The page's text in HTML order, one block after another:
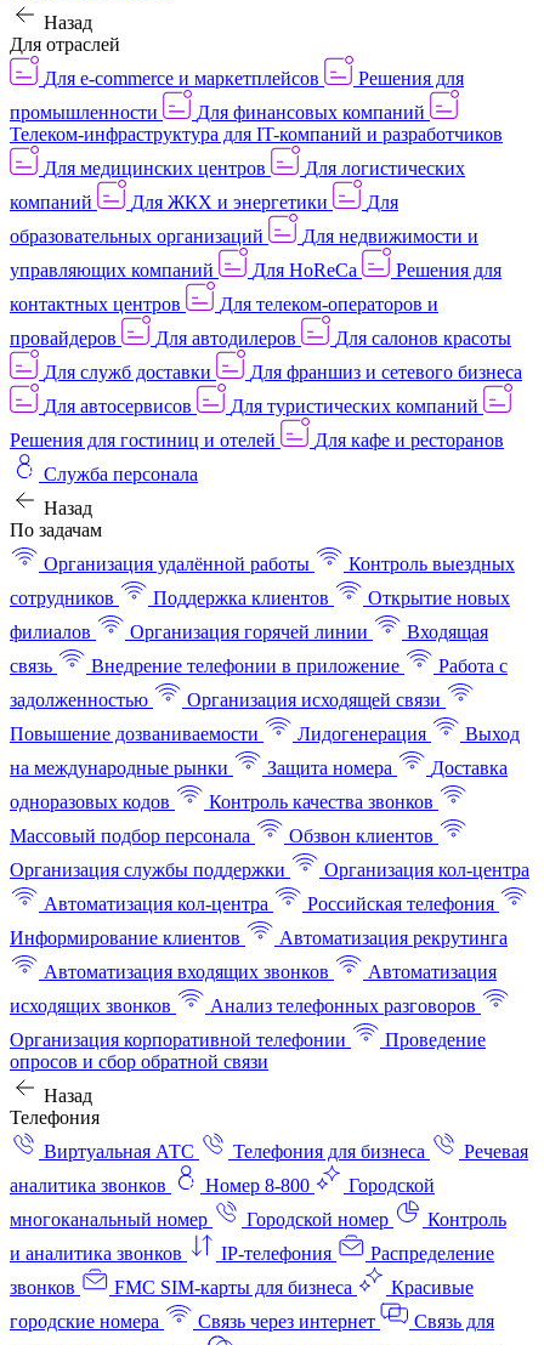
Назад
Для отраслей
Для e-commerce и маркетплейсов
Решения для
промышленности
Для финансовых компаний
Телеком-инфраструктура для IT-компаний и разработчиков
Для медицинских центров
Для логистических
компаний
Для ЖКХ и энергетики
Для
образовательных организаций
Для недвижимости и
управляющих компаний
Для HoReCa
Решения для
контактных центров
Для телеком-операторов и
провайдеров
Для автодилеров
Для салонов красоты
Для служб доставки
Для франшиз и сетевого бизнеса
Для автосервисов
Для туристических компаний
Решения для гостиниц и отелей
Для кафе и ресторанов
Служба персонала
Назад
По задачам
Организация удалённой работы
Контроль выездных
сотрудников
Поддержка клиентов
Открытие новых
филиалов
Организация горячей линии
Входящая
связь
Внедрение телефонии в приложение
Работа с
задолженностью
Организация исходящей связи
Повышение дозваниваемости
Лидогенерация
Выход
на международные рынки
Защита номера
Доставка
одноразовых кодов
Контроль качества звонков
Массовый подбор персонала
Обзвон клиентов
Организация службы поддержки
Организация кол-центра
Автоматизация кол-центра
Российская телефония
Информирование клиентов
Автоматизация рекрутинга
Автоматизация входящих звонков
Автоматизация
исходящих звонков
Анализ телефонных разговоров
Организация корпоративной телефонии
Проведение
опросов и сбор обратной связи
Назад
Телефония
Виртуальная АТС
Телефония для бизнеса
Речевая
аналитика звонков
Номер 8-800
Городской
многоканальный номер
Городской номер
Контроль
и аналитика звонков
IP-телефония
Распределение
звонков
FMC SIM-карты для бизнеса
Красивые
городские номера
Связь через интернет
Связь для